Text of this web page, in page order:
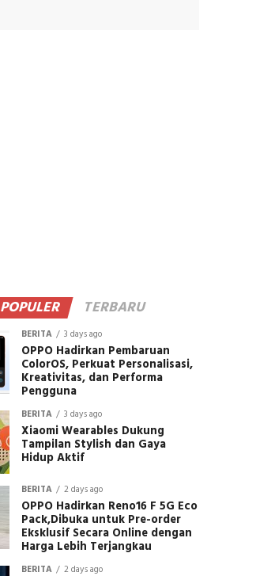
POPULER TERBARU
BERITA 3 days ago
OPPO Hadirkan Pembaruan
ColorOS, Perkuat Personalisasi,
Kreativitas, dan Performa
Pengguna
BERITA 3 days ago
Xiaomi Wearables Dukung
Tampilan Stylish dan Gaya
Hidup Aktif
BERITA 2 days ago
OPPO Hadirkan Reno16 F 5G Eco
Pack,Dibuka untuk Pre-order
Eksklusif Secara Online dengan
Harga Lebih Terjangkau
BERITA 2 days ago